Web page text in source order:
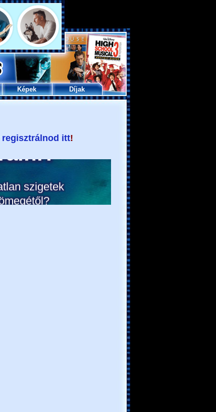
Képek Díjak
regisztrálnod itt!